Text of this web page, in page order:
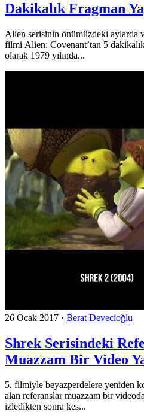
Dakikalık Fragman
Alien serisinin önümüzdeki aylarda
filmi Alien: Covenant’tan 5
olarak 1979 yılında...
26 Ocak 2017 · Berat Devecioğlu
Shrek Serisindeki
Muazzam Bir Video
5. filmiyle beyazperdelere yeniden
alan referanslar muazzam bir
izledikten sonra kes...